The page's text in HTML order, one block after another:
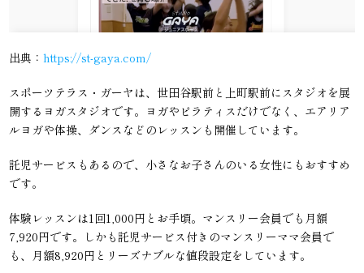
出典：https://st-gaya.com/
スポーツテラス・ガーヤは、世田谷駅前と上町駅前にスタジオを展
開するヨガスタジオです。ヨガやピラティスだけでなく、エアリア
ルヨガや体操、ダンスなどのレッスンも開催しています。
託児サービスもあるので、小さなお子さんのいる女性にもおすすめ
です。
体験レッスンは1回1,000円とお手頃。マンスリー会員でも月額
7,920円です。しかも託児サービス付きのマンスリーママ会員で
も、月額8,920円とリーズナブルな値段設定をしています。